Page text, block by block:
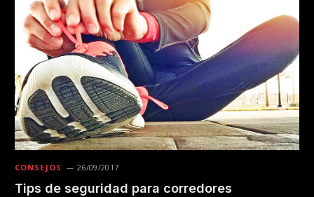
CONSEJOS 26/09/2017
Tips de seguridad para corredores